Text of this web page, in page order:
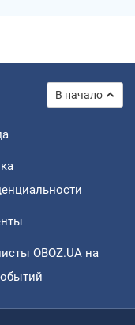
В начало
OBOZ.UA на